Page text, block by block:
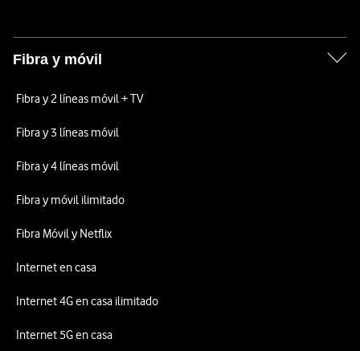
Fibra y móvil
Fibra y 2 líneas móvil + TV
Fibra y 3 líneas móvil
Fibra y 4 líneas móvil
Fibra y móvil ilimitado
Fibra Móvil y Netflix
Internet en casa
Internet 4G en casa ilimitado
Internet 5G en casa